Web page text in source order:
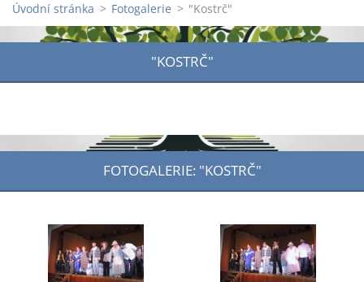
Úvodní stránka > Fotogalerie > "Kostrč"
"KOSTRČ"
FOTOGALERIE: "KOSTRČ"